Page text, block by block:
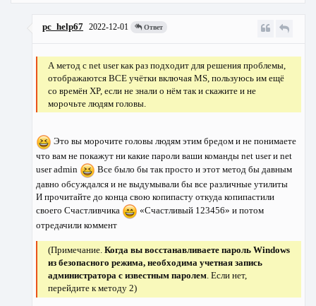
pc_help67 2022-12-01 Ответ
А метод с net user как раз подходит для решения проблемы,
отображаются ВСЕ учётки включая MS, пользуюсь им ещё
со времён XP, если не знали о нём так и скажите и не
морочьте людям головы.
Это вы морочите головы людям этим бредом и не понимаете
что вам не покажут ни какие пароли ваши команды net user и net
user admin
Все было бы так просто и этот метод бы давным
давно обсуждался и не выдумывали бы все различные утилиты
И прочитайте до конца свою копипасту откуда копипастили
своего Счастливчика
«Счастливый 123456» и потом
отредачили коммент
(Примечание.Когда вы восстанавливаете пароль Windows
из безопасного режима, необходима учетная запись
администратора с известным паролем. Если нет,
перейдите к методу 2)